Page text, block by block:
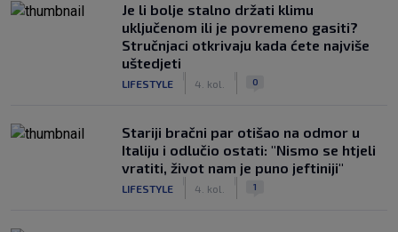
Je li bolje stalno držati klimu
uključenom ili je povremeno gasiti?
Stručnjaci otkrivaju kada ćete najviše
uštedjeti
LIFESTYLE 4. kol. 0
Stariji bračni par otišao na odmor u
Italiju i odlučio ostati: "Nismo se htjeli
vratiti, život nam je puno jeftiniji"
LIFESTYLE 4. kol. 1